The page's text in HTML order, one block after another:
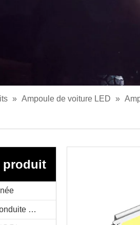
» Ampoule de voiture LED »
produit
Barre lumineuse de conduite menée